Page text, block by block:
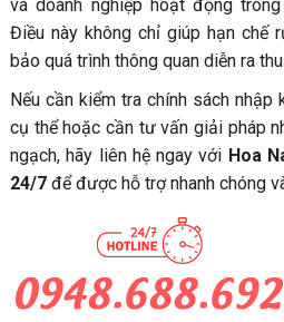
và doanh nghiệp hoạt động
Điều này không chỉ giúp hạn chế
bảo quá trình thông quan diễn ra
Nếu cần kiểm tra chính sách
cụ thể hoặc cần tư vấn giải pháp
ngạch, hãy liên hệ ngay với Hoa
24/7để được hỗ trợ nhanh chóng